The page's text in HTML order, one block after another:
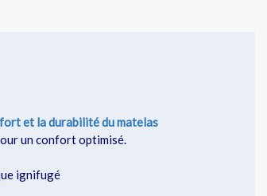
et la durabilité du matelas
un confort optimisé.
ignifugé